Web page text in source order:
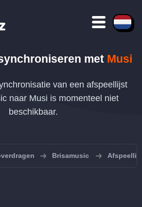
met Musi
van een afspeellijst
naar Musi is momenteel niet
beschikbaar.
Brisamusic